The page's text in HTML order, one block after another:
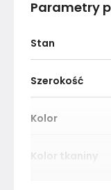
Parametry
Stan
Szerokość
Kolor
Kolor tkaniny